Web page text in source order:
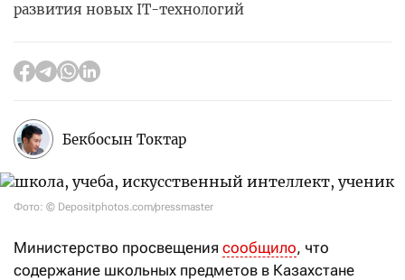
развития новых IT-технологий
Бекбосын Токтар
Фото: © Depositphotos.com/pressmaster
Министерство просвещения сообщило, что
содержание школьных предметов в Казахстане